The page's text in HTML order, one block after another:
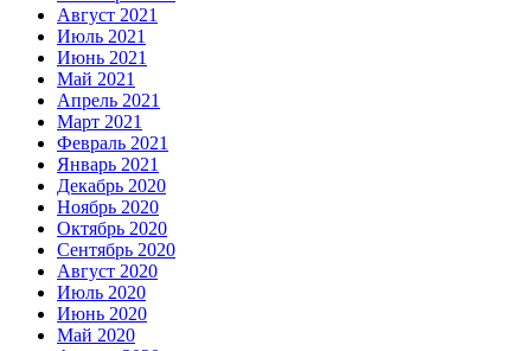
Август 2021
Июль 2021
Июнь 2021
Май 2021
Апрель 2021
Март 2021
Февраль 2021
Январь 2021
Декабрь 2020
Ноябрь 2020
Октябрь 2020
Сентябрь 2020
Август 2020
Июль 2020
Июнь 2020
Май 2020